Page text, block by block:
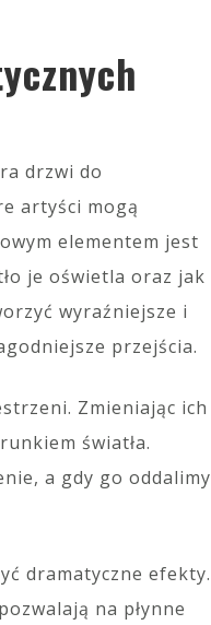
drzwi do
artyści mogą
elementem jest
je oświetla oraz jak
wyraźniejsze i
przejścia.
Zmieniając ich
światła.
a gdy go oddalimy
dramatyczne efekty.
pozwalają na płynne